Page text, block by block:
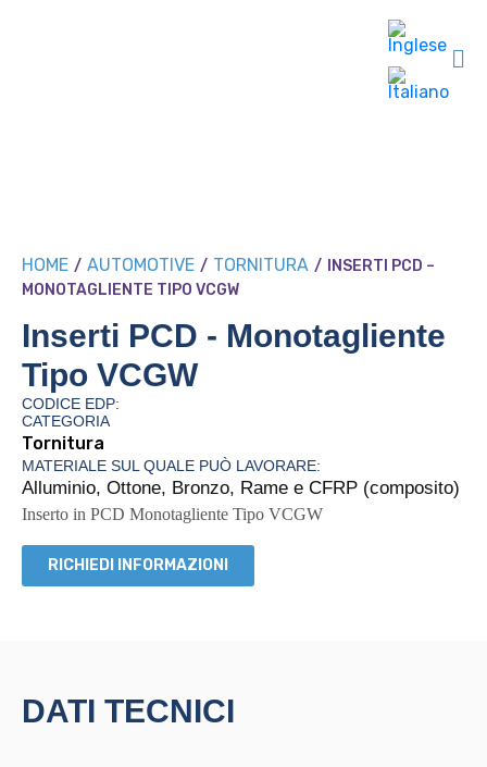
HOME / AUTOMOTIVE / TORNITURA /
INSERTI PCD –
MONOTAGLIENTE TIPO VCGW
Inserti PCD - Monotagliente
Tipo VCGW
CODICE EDP:
CATEGORIA
Tornitura
MATERIALE SUL QUALE PUÒ LAVORARE:
Alluminio, Ottone, Bronzo, Rame e CFRP (composito)
Inserto in PCD Monotagliente Tipo VCGW
RICHIEDI INFORMAZIONI
DATI TECNICI